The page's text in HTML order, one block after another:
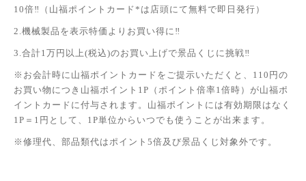
10倍‼（山福ポイントカード*は店頭にて無料で即日発行）
2.機械製品を表示特価よりお買い得に‼
3.合計1万円以上(税込)のお買い上げで景品くじに挑戦‼
※お会計時に山福ポイントカードをご提示いただくと、110円の
お買い物につき山福ポイント1P（ポイント倍率1倍時）が山福ポ
イントカードに付与されます。山福ポイントには有効期限はなく
1P＝1円として、1P単位からいつでも使うことが出来ます。
※修理代、部品類代はポイント5倍及び景品くじ対象外です。